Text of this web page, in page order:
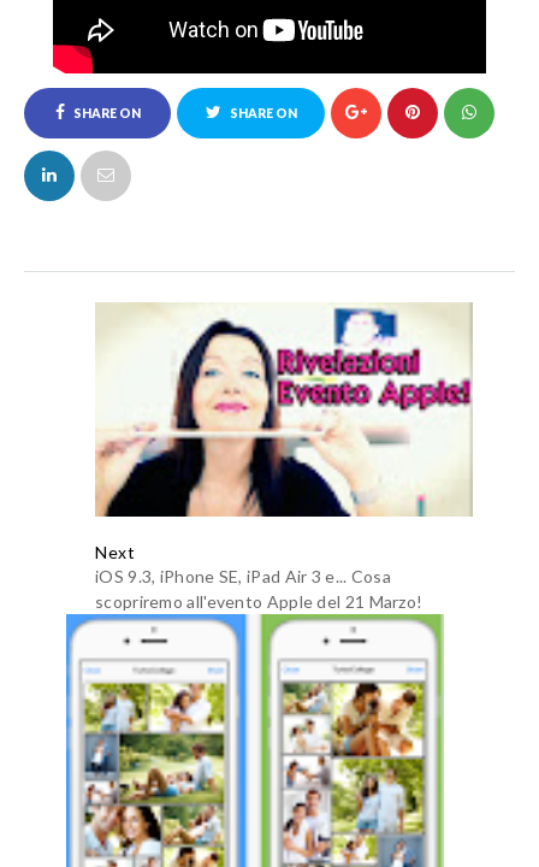
SHARE ON
FACEBOOK
SHARE ON
Next
iOS 9.3, iPhone SE, iPad Air 3 e... Cosa
scopriremo all'evento Apple del 21 Marzo!